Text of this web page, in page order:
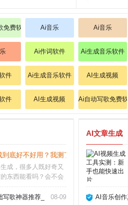
费软件 Ai音乐 Ai音乐
Ai作词软件 Ai生成音乐软件
件 Ai生成音乐软件 AI生成视频
件 AI生成视频 Ai自动写歌免费
到底好不好用？我测了10个工具告诉你真
成，很多人既好奇又
东西能看吗？会不会
了市面上主流工具，
歌神器推荐_ 08-09
AI文章生成
AI音乐创